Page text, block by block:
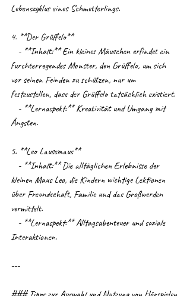
Lebenszyklus eines Schmetterlings.
4. **Der Grüffelo**
furchterregendes Monster, den Grüffelo, um sich
vor seinen Feinden zu schützen, nur um
festzustellen, dass der Grüffelo tatsächlich existiert.
Ängsten.
5. **Leo Lausemaus**
kleinen Maus Leo, die Kindern wichtige Lektionen
über Freundschaft, Familie und das Großwerden
vermittelt.
Interaktionen.
---